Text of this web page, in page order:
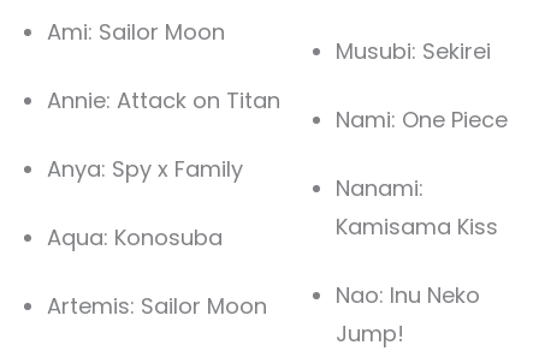
Ami: Sailor Moon
Annie: Attack on Titan
Anya: Spy x Family
Aqua: Konosuba
Artemis: Sailor Moon
Musubi: Sekirei
Nami: One Piece
Nanami:
Kamisama Kiss
Nao: Inu Neko
Jump!